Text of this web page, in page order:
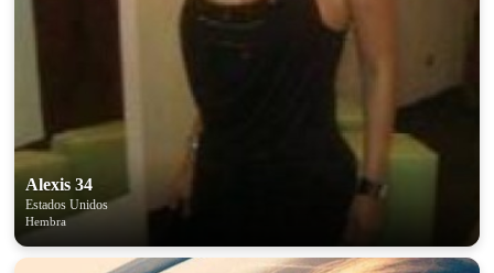
Alexis 34
Estados Unidos
Hembra